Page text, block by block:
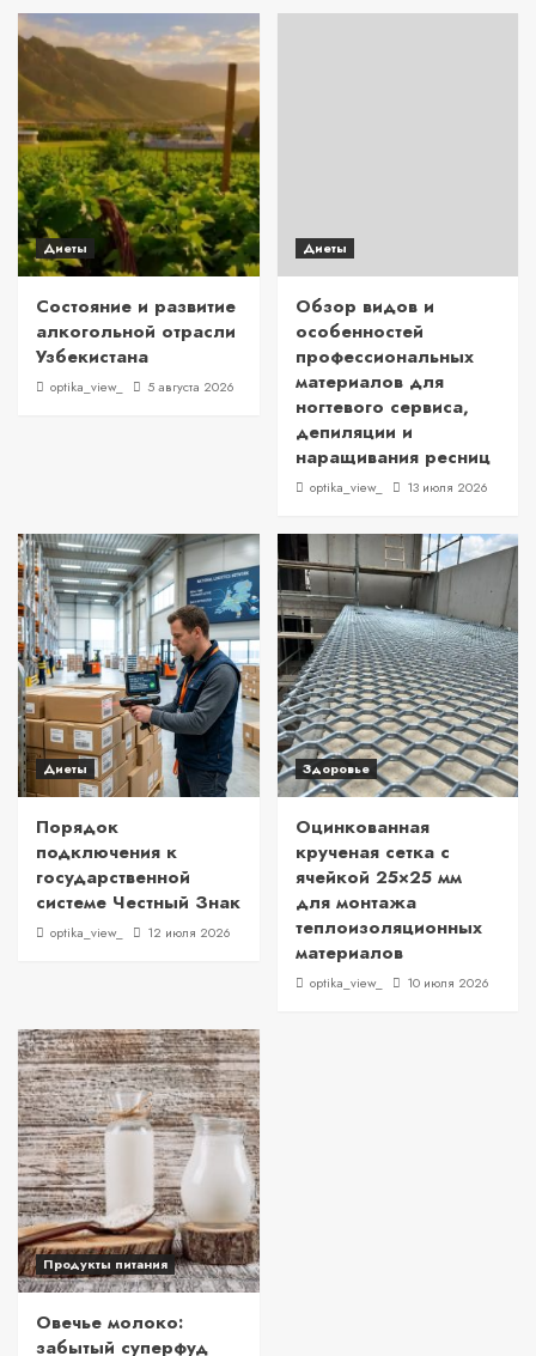
Диеты
Состояние и развитие
алкогольной отрасли
Узбекистана
optika_view_ 5 августа 2026
Диеты
Обзор видов и
особенностей
профессиональных
материалов для
ногтевого сервиса,
депиляции и
наращивания ресниц
optika_view_ 13 июля 2026
Диеты
Порядок
подключения к
государственной
системе Честный Знак
optika_view_ 12 июля 2026
Здоровье
Оцинкованная
крученая сетка с
ячейкой 25×25 мм
для монтажа
теплоизоляционных
материалов
optika_view_ 10 июля 2026
Продукты питания
Овечье молоко:
забытый суперфуд